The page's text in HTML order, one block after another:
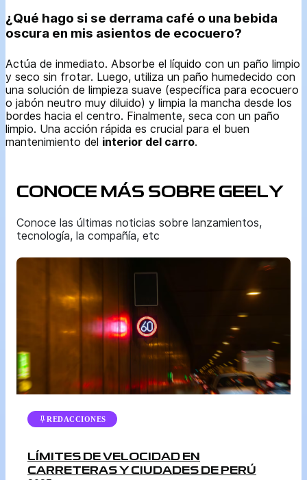
¿Qué hago si se derrama café o una bebida
oscura en mis asientos de ecocuero?
Actúa de inmediato. Absorbe el líquido con un paño limpio
y seco sin frotar. Luego, utiliza un paño humedecido con
una solución de limpieza suave (específica para ecocuero
o jabón neutro muy diluido) y limpia la mancha desde los
bordes hacia el centro. Finalmente, seca con un paño
limpio. Una acción rápida es crucial para el buen
mantenimiento del interior del carro.
CONOCE MÁS SOBRE GEELY
Conoce las últimas noticias sobre lanzamientos,
tecnología, la compañía, etc
REDACCIONES
LÍMITES DE VELOCIDAD EN
CARRETERAS Y CIUDADES DE PERÚ